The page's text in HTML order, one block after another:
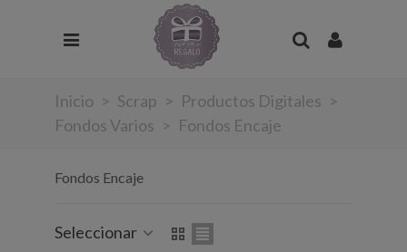
Inicio > Scrap > Productos Digitales >
Fondos Varios > Fondos Encaje
Fondos Encaje
Seleccionar